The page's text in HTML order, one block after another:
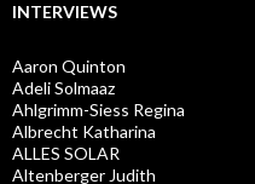
INTERVIEWS
Aaron Quinton
Adeli Solmaaz
Ahlgrimm-Siess Regina
Albrecht Katharina
ALLES SOLAR
Altenberger Judith